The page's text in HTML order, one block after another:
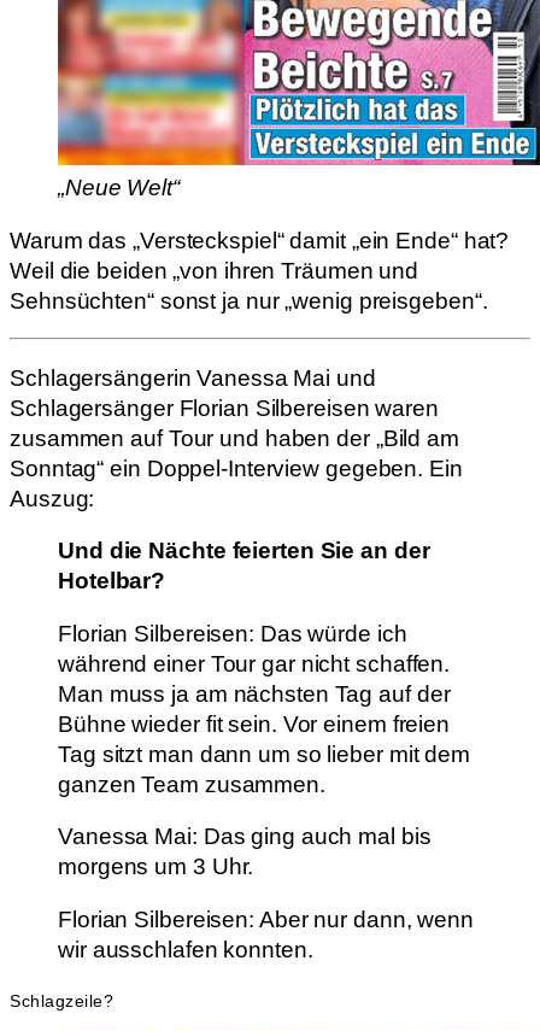
„Neue Welt“
Warum das „Versteckspiel“ damit „ein Ende“ hat?
Weil die beiden „von ihren Träumen und
Sehnsüchten“ sonst ja nur „wenig preisgeben“.
Schlagersängerin Vanessa Mai und
Schlagersänger Florian Silbereisen waren
zusammen auf Tour und haben der „Bild am
Sonntag“ ein Doppel-Interview gegeben. Ein
Auszug:
Und die Nächte feierten Sie an der
Hotelbar?
Florian Silbereisen: Das würde ich
während einer Tour gar nicht schaffen.
Man muss ja am nächsten Tag auf der
Bühne wieder fit sein. Vor einem freien
Tag sitzt man dann um so lieber mit dem
ganzen Team zusammen.
Vanessa Mai: Das ging auch mal bis
morgens um 3 Uhr.
Florian Silbereisen: Aber nur dann, wenn
wir ausschlafen konnten.
Schlagzeile?